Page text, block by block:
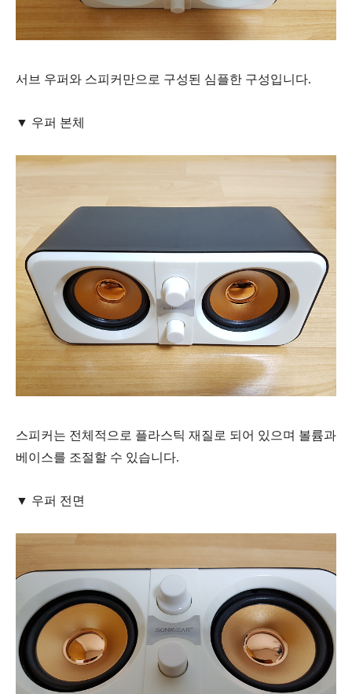
서브 우퍼와 스피커만으로 구성된 심플한 구성입니다.
▼ 우퍼 본체
스피커는 전체적으로 플라스틱 재질로 되어 있으며 볼륨과
베이스를 조절할 수 있습니다.
▼ 우퍼 전면